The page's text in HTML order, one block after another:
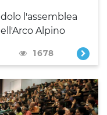
l'assemblea
Alpino
1678